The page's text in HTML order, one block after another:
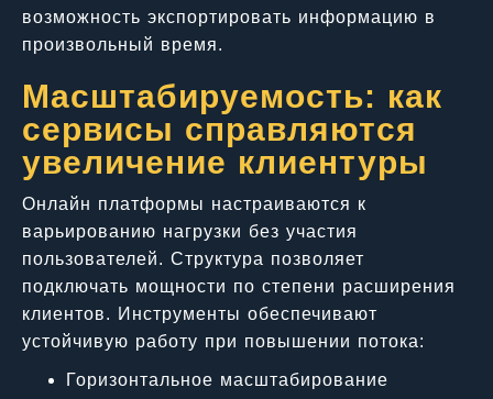
возможность экспортировать информацию в
произвольный время.
Масштабируемость: как
сервисы справляются
увеличение клиентуры
Онлайн платформы настраиваются к
варьированию нагрузки без участия
пользователей. Структура позволяет
подключать мощности по степени расширения
клиентов. Инструменты обеспечивают
устойчивую работу при повышении потока:
Горизонтальное масштабирование